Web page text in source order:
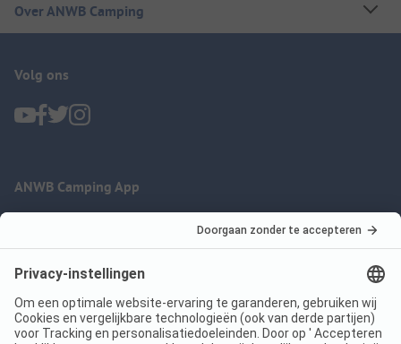
Over ANWB Camping
Volg ons
ANWB Camping App
Imprint Voorwaarden